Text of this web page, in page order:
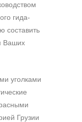
гида-
составить
Ваших
уголками
Грузии